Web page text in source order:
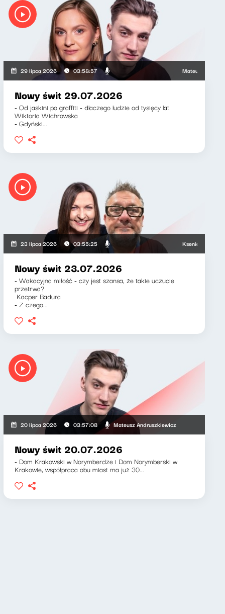
29 lipca 2026 03:58:57 Mateusz
Nowy świt 29.07.2026
- Od jaskini po graffiti - dlaczego ludzie od tysięcy lat
Wiktoria Wichrowska
- Gdyński...
23 lipca 2026 03:55:25 Ksenia Maćczak,
Nowy świt 23.07.2026
- Wakacyjna miłość - czy jest szansa, że takie uczucie
przetrwa?
Kacper Badura
- Z czego...
Klaudiusz Slezak
20 lipca 2026 03:57:08 Mateusz Andruszkiewicz
Nowy świt 20.07.2026
- Dom Krakowski w Norymberdze i Dom Norymberski w
Krakowie, współpraca obu miast ma już 30...